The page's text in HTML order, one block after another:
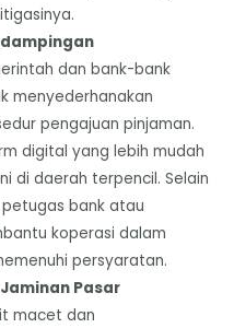
dan bank-bank
menyederhanakan
pengajuan pinjaman.
digital yang lebih mudah
di daerah terpencil. Selain
bank atau
koperasi dalam
persyaratan.
Pasar
macet dan